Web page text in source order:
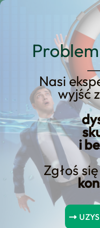
Nasi
wyjść
i
Zgłoś
Przejdź
Strona główna
druga szansa
Moje
może nas